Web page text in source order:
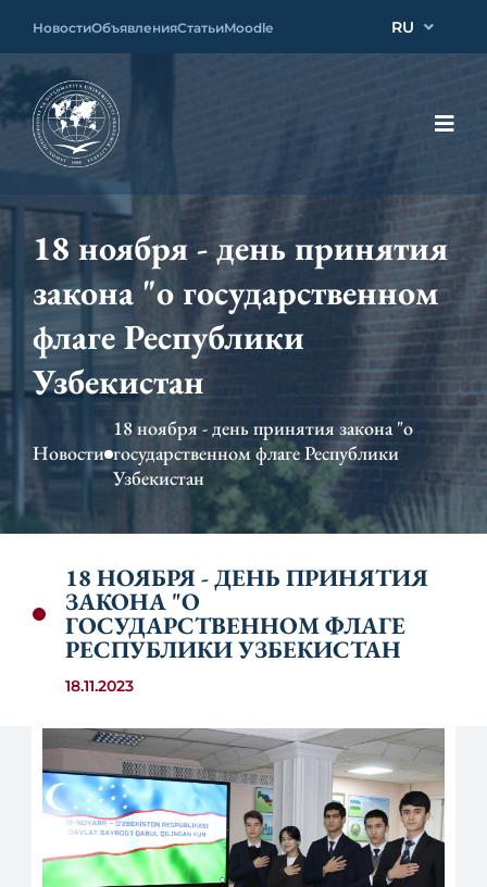
НовостиОбъявленияСтатьиMoodle RU
18 ноября - день принятия
закона "о государственном
флаге Республики
Узбекистан
Новости
18 ноября - день принятия закона "о
государственном флаге Республики
Узбекистан
18 НОЯБРЯ - ДЕНЬ ПРИНЯТИЯ
ЗАКОНА "О
ГОСУДАРСТВЕННОМ ФЛАГЕ
РЕСПУБЛИКИ УЗБЕКИСТАН
18.11.2023